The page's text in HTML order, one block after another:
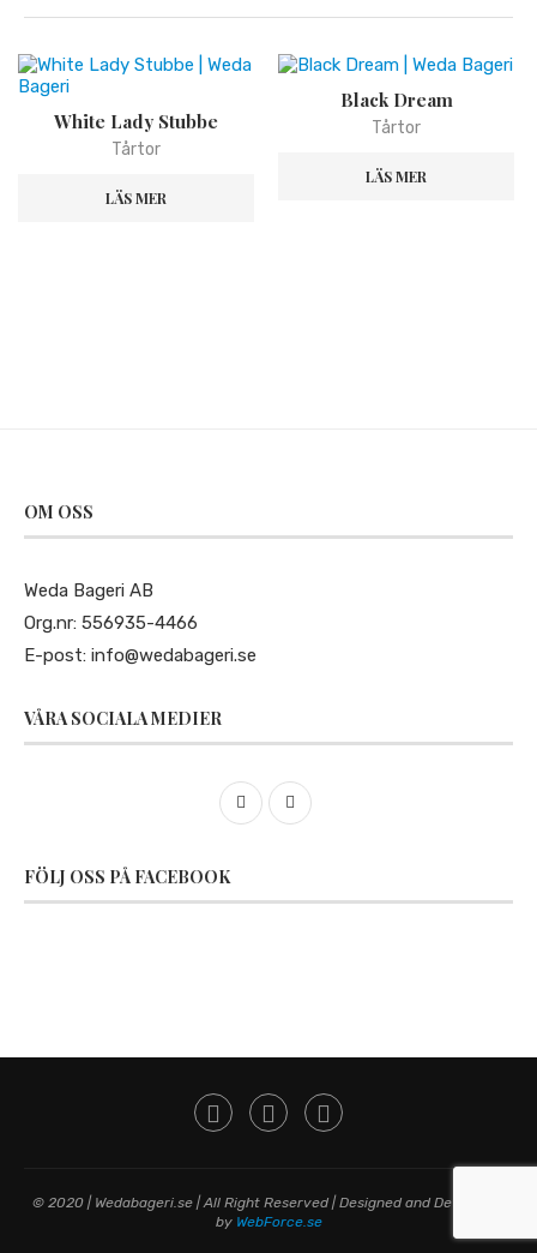
White Lady Stubbe
Tårtor
LÄS MER
Black Dream
Tårtor
LÄS MER
OM OSS
Weda Bageri AB
Org.nr: 556935-4466
E-post: info@wedabageri.se
VÅRA SOCIALA MEDIER
FÖLJ OSS PÅ FACEBOOK
© 2020 | Wedabageri.se | All Right Reserved | Designed and Developed
by WebForce.se